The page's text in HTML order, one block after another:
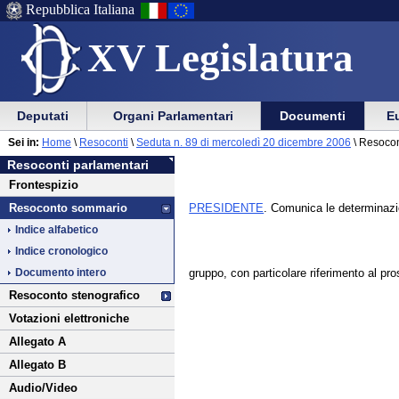
XV Legislatura
Menu
di
ausilio
alla
navigazione
Vai
Menu
di
navigazione
principale
Repubblica Italiana
Menu
di
navigazione
principale
Vai
menu
di
sezione
Deputati Organi Parlamentari Documenti
Vai
al
contenuto
Resoconti parlamentari
Frontespizio
Resoconto sommario
Indice alfabetico
Indice cronologico
Documento intero
Resoconto stenografico
Votazioni elettroniche
Allegato A
Allegato B
Audio/Video
Sei in: Home \ Resoconti \ Seduta n. 89 di mercoledì 20 dicembre 2006 \
PRESIDENTE . Comunica le
gruppo, con particolare riferimento al